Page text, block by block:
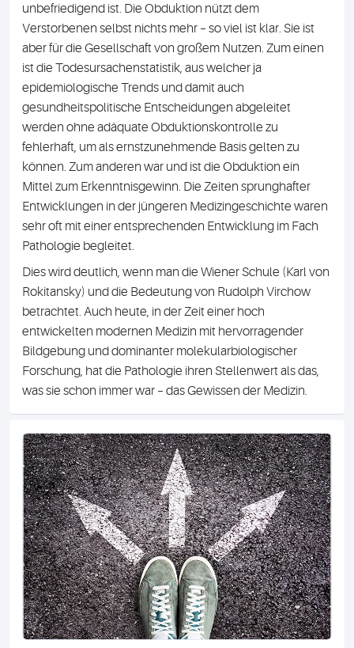
unbefriedigend ist. Die Obduktion nützt dem
Verstorbenen selbst nichts mehr – so viel ist klar. Sie ist
aber für die Gesellschaft von großem Nutzen. Zum einen
ist die Todesursachenstatistik, aus welcher ja
epidemiologische Trends und damit auch
gesundheitspolitische Entscheidungen abgeleitet
werden ohne adäquate Obduktionskontrolle zu
fehlerhaft, um als ernstzunehmende Basis gelten zu
können. Zum anderen war und ist die Obduktion ein
Mittel zum Erkenntnisgewinn. Die Zeiten sprunghafter
Entwicklungen in der jüngeren Medizingeschichte waren
sehr oft mit einer entsprechenden Entwicklung im Fach
Pathologie begleitet.
Dies wird deutlich, wenn man die Wiener Schule (Karl von
Rokitansky) und die Bedeutung von Rudolph Virchow
betrachtet. Auch heute, in der Zeit einer hoch
entwickelten modernen Medizin mit hervorragender
Bildgebung und dominanter molekularbiologischer
Forschung, hat die Pathologie ihren Stellenwert als das,
was sie schon immer war – das Gewissen der Medizin.